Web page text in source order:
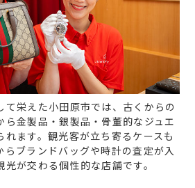
て栄えた小田原市では、古くからの
ら金製品・銀製品・骨董的なジュエ
れます。観光客が立ち寄るケースも
らブランドバッグや時計の査定が入
が交わる個性的な店舗です。